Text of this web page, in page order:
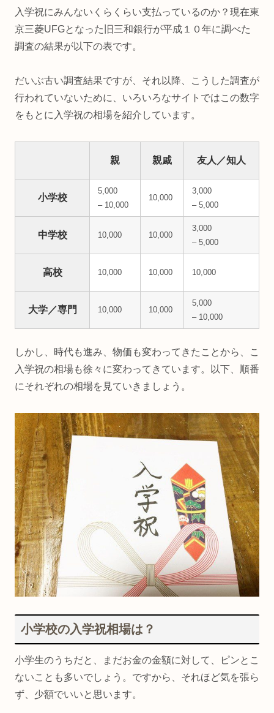
入学祝にみんないくらくらい支払っているのか？現在東
京三菱UFGとなった旧三和銀行が平成１０年に調べた
調査の結果が以下の表です。
だいぶ古い調査結果ですが、それ以降、こうした調査が
行われていないために、いろいろなサイトではこの数字
をもとに入学祝の相場を紹介しています。
親 親戚 友人／知人
小学校
5,000
– 10,000
10,000
3,000
– 5,000
中学校 10,000 10,000
3,000
– 5,000
高校 10,000 10,000 10,000
大学／専門 10,000 10,000
5,000
– 10,000
しかし、時代も進み、物価も変わってきたことから、こ
入学祝の相場も徐々に変わってきています。以下、順番
にそれぞれの相場を見ていきましょう。
小学校の入学祝相場は？
小学生のうちだと、まだお金の金額に対して、ピンとこ
ないことも多いでしょう。ですから、それほど気を張ら
ず、少額でいいと思います。